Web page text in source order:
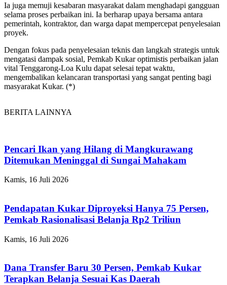
Ia juga memuji kesabaran masyarakat dalam menghadapi gangguan
selama proses perbaikan ini. Ia berharap upaya bersama antara
pemerintah, kontraktor, dan warga dapat mempercepat penyelesaian
proyek.
Dengan fokus pada penyelesaian teknis dan langkah strategis untuk
mengatasi dampak sosial, Pemkab Kukar optimistis perbaikan jalan
vital Tenggarong-Loa Kulu dapat selesai tepat waktu,
mengembalikan kelancaran transportasi yang sangat penting bagi
masyarakat Kukar. (*)
BERITA LAINNYA
Pencari Ikan yang Hilang di Mangkurawang
Ditemukan Meninggal di Sungai Mahakam
Kamis, 16 Juli 2026
Pendapatan Kukar Diproyeksi Hanya 75 Persen,
Pemkab Rasionalisasi Belanja Rp2 Triliun
Kamis, 16 Juli 2026
Dana Transfer Baru 30 Persen, Pemkab Kukar
Terapkan Belanja Sesuai Kas Daerah